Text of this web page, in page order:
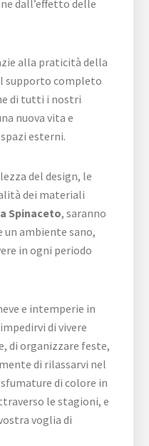
dall’effetto delle
alla praticità della
supporto completo
di tutti i nostri
nuova vita e
esterni.
del design, le
dei materiali
Spinaceto, saranno
un ambiente sano,
in ogni periodo
e intemperie in
di vivere
di organizzare feste,
di rilassarvi nel
di colore in
le stagioni, e
voglia di